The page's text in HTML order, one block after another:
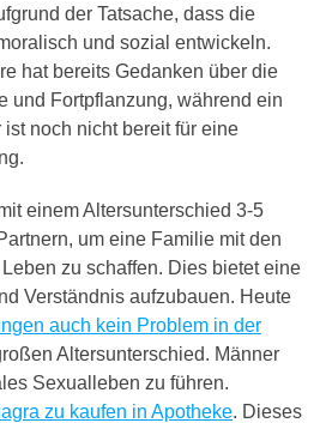
der Tatsache, dass die
und sozial entwickeln.
hat bereits Gedanken über die
und Fortpflanzung, während ein
noch nicht bereit für eine
einem Altersunterschied 3-5
um eine Familie mit den
zu schaffen. Dies bietet eine
Verständnis aufzubauen. Heute
auch kein Problem in der
Altersunterschied. Männer
Sexualleben zu führen.
zu kaufen in Apotheke. Dieses